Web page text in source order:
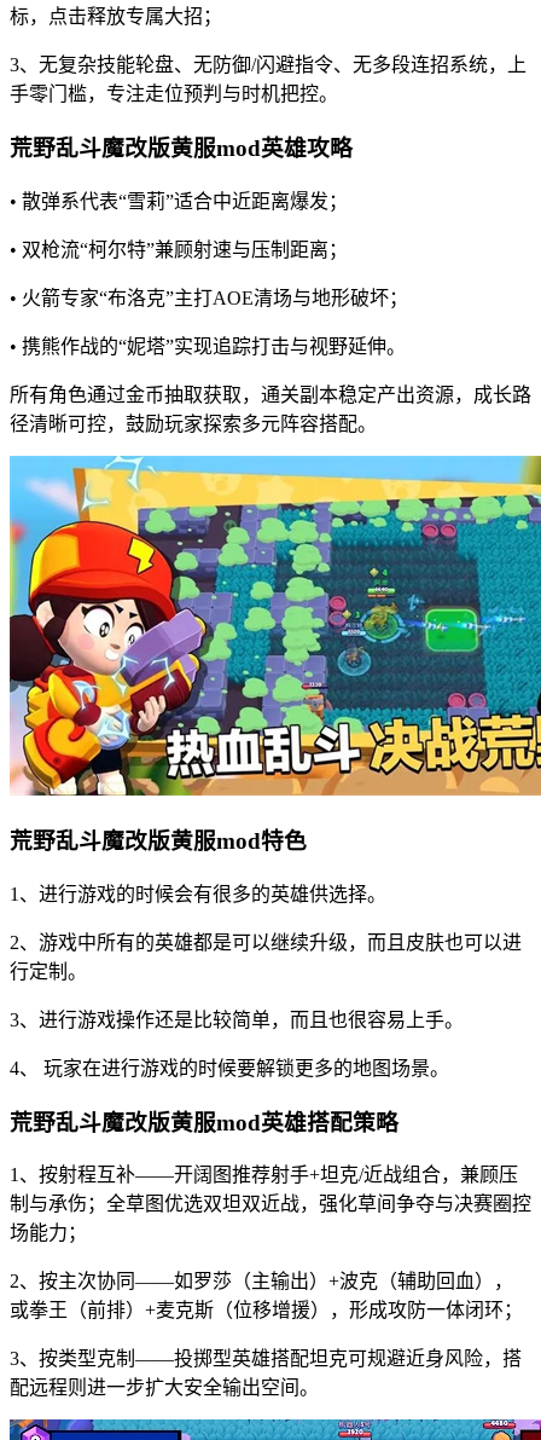
标，点击释放专属大招；
3、无复杂技能轮盘、无防御/闪避指令、无多段连招系统，上
手零门槛，专注走位预判与时机把控。
荒野乱斗魔改版黄服mod英雄攻略
• 散弹系代表“雪莉”适合中近距离爆发；
• 双枪流“柯尔特”兼顾射速与压制距离；
• 火箭专家“布洛克”主打AOE清场与地形破坏；
• 携熊作战的“妮塔”实现追踪打击与视野延伸。
所有角色通过金币抽取获取，通关副本稳定产出资源，成长路
径清晰可控，鼓励玩家探索多元阵容搭配。
荒野乱斗魔改版黄服mod特色
1、进行游戏的时候会有很多的英雄供选择。
2、游戏中所有的英雄都是可以继续升级，而且皮肤也可以进
行定制。
3、进行游戏操作还是比较简单，而且也很容易上手。
4、 玩家在进行游戏的时候要解锁更多的地图场景。
荒野乱斗魔改版黄服mod英雄搭配策略
1、按射程互补——开阔图推荐射手+坦克/近战组合，兼顾压
制与承伤；全草图优选双坦双近战，强化草间争夺与决赛圈控
场能力；
2、按主次协同——如罗莎（主输出）+波克（辅助回血），
或拳王（前排）+麦克斯（位移增援），形成攻防一体闭环；
3、按类型克制——投掷型英雄搭配坦克可规避近身风险，搭
配远程则进一步扩大安全输出空间。